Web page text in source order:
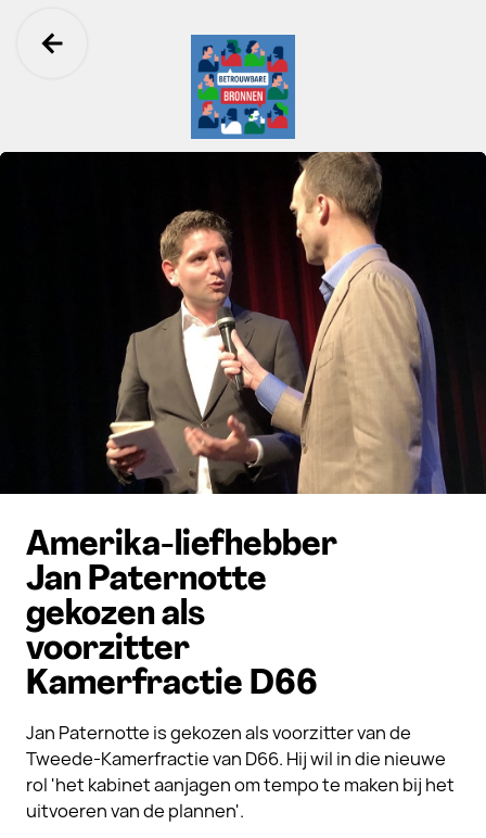
Ga terug
Betrouwbare Bronnen
Amerika-liefhebber
Jan Paternotte
gekozen als
voorzitter
Kamerfractie D66
Jan Paternotte is gekozen als voorzitter van de
Tweede-Kamerfractie van D66. Hij wil in die nieuwe
rol 'het kabinet aanjagen om tempo te maken bij het
uitvoeren van de plannen'.